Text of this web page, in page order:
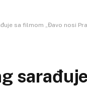
sa filmom „Đavo nosi